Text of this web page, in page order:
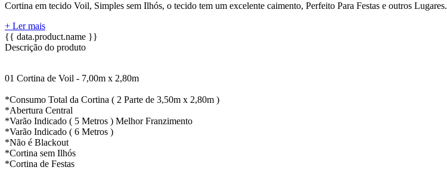
Cortina em tecido Voil, Simples sem Ilhós, o tecido tem um excelente caimento, Perfeito Para Festas e outros Lugares.
+ Ler mais
{{ data.product.name }}
Descrição do produto
01 Cortina de Voil - 7,00m x 2,80m
*Consumo Total da Cortina ( 2 Parte de 3,50m x 2,80m )
*Abertura Central
*Varão Indicado ( 5 Metros ) Melhor Franzimento
*Varão Indicado ( 6 Metros )
*Não é Blackout
*Cortina sem Ilhós
*Cortina de Festas